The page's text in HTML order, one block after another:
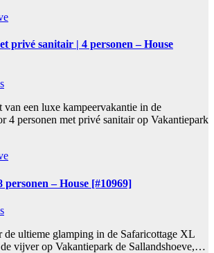
privé sanitair | 4 personen – House
een luxe kampeervakantie in de
4 personen met privé sanitair op Vakantiepark
– House [#10969]
de ultieme glamping in de Safaricottage XL
vijver op Vakantiepark de Sallandshoeve,…